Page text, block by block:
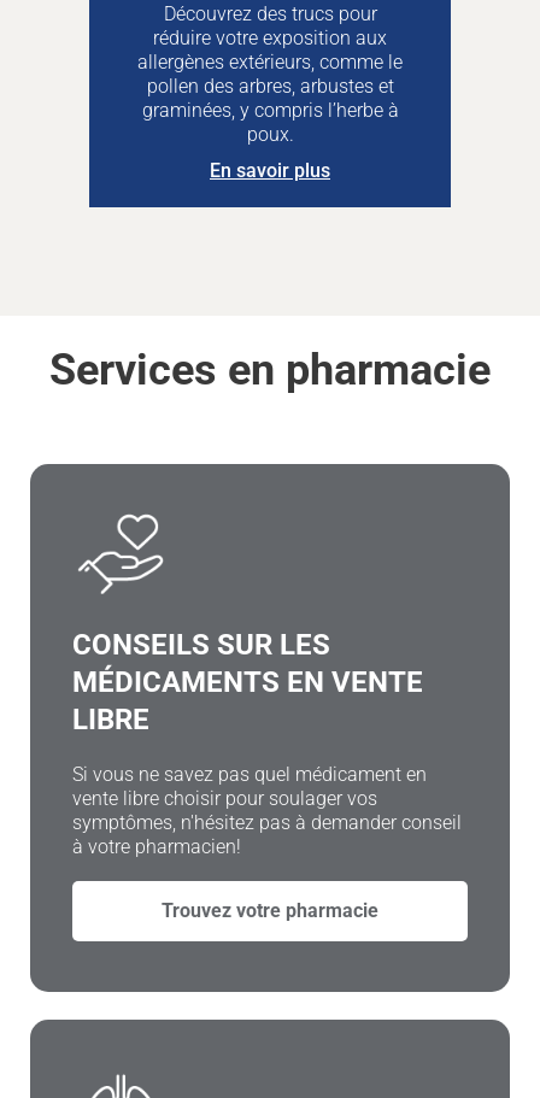
Découvrez des trucs pour
réduire votre exposition aux
allergènes extérieurs, comme le
pollen des arbres, arbustes et
graminées, y compris l’herbe à
poux.
En savoir plus
Services en pharmacie
CONSEILS SUR LES
MÉDICAMENTS EN VENTE
LIBRE
Si vous ne savez pas quel médicament en
vente libre choisir pour soulager vos
symptômes, n'hésitez pas à demander conseil
à votre pharmacien!
Trouvez votre pharmacie